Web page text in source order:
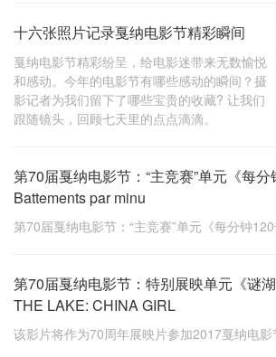
十六张照片记录戛纳电影节精彩瞬间
戛纳电影节精彩纷呈，给电影迷带来无数愉悦
和感动。今年的电影节有哪些感动的瞬间？摄
影记者为我们留下了哪些宝贵的收藏? 让我们
跟随镜头，回顾七天里的点点滴滴。
第70届戛纳电影节：“主竞赛”单元《每
Battements par minu
第70届戛纳电影节：“主竞赛”单元《每分钟120
第70届戛纳电影节：特别展映单元《谜
THE LAKE: CHINA GIRL
该影片将作为70周年展映片参加2017戛纳电影